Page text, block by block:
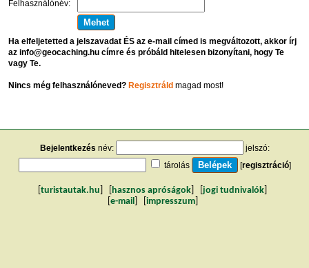
Felhasználónév:
Ha elfeljetetted a jelszavadat ÉS az e-mail címed is megváltozott, akkor írj
az info@geocaching.hu címre és próbáld hitelesen bizonyítani, hogy Te
vagy Te.
Nincs még felhasználóneved? Regisztráldmagad most!
Bejelentkezés név:
jelszó:
tárolás
[regisztráció]
turistautak.hu hasznos apróságok jogi tudnivalók
e-mail impresszum]